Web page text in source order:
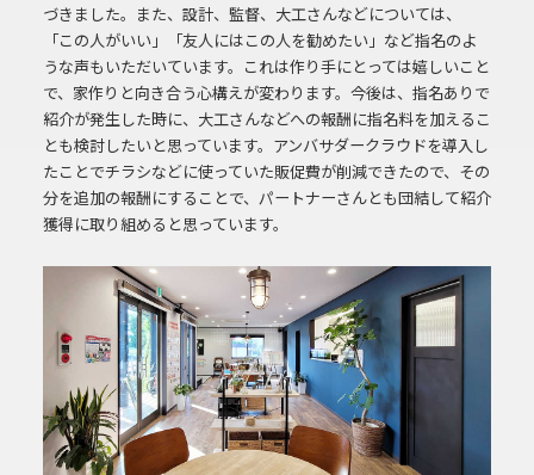
づきました。また、設計、監督、大工さんなどについては、
「この人がいい」「友人にはこの人を勧めたい」など指名のよ
うな声もいただいています。これは作り手にとっては嬉しいこと
で、家作りと向き合う心構えが変わります。今後は、指名ありで
紹介が発生した時に、大工さんなどへの報酬に指名料を加えるこ
とも検討したいと思っています。アンバサダークラウドを導入し
たことでチラシなどに使っていた販促費が削減できたので、その
分を追加の報酬にすることで、パートナーさんとも団結して紹介
獲得に取り組めると思っています。